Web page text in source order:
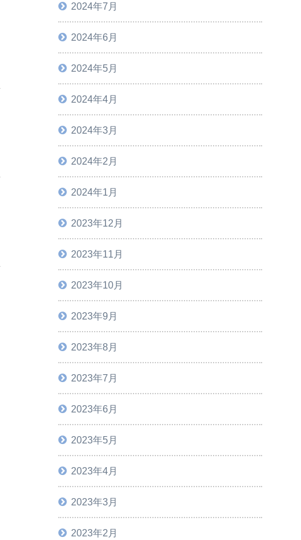
2024年7月
2024年6月
2024年5月
2024年4月
2024年3月
2024年2月
2024年1月
2023年12月
2023年11月
2023年10月
2023年9月
2023年8月
2023年7月
2023年6月
2023年5月
2023年4月
2023年3月
2023年2月